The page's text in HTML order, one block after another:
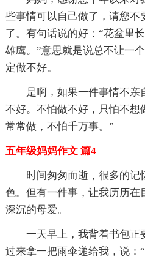
些事情可以自己做了，请您不
了。有句话说的好：“花盆里
雄鹰。”意思就是说总不让一
定做不好。
是啊，如果一件事情不亲
不好。不怕做不好，只怕不想
常常做，不怕千万事。”
五年级妈妈作文 篇4
时间匆匆而逝，很多的记
色。但有一件事，让我历历在
深沉的母爱。
一天早上，我背着书包正
过来拿一把雨伞递给我，说：